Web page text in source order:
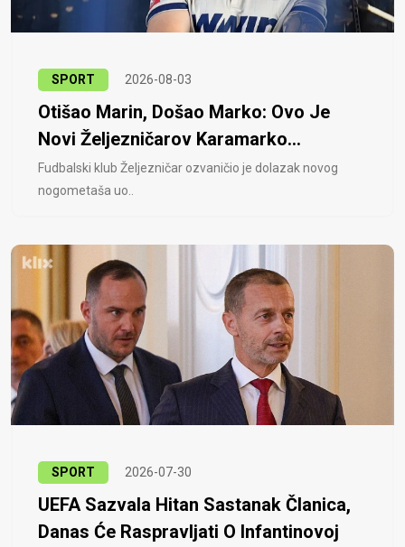
SPORT 2026-08-03
Otišao Marin, Došao Marko: Ovo Je
Novi Željezničarov Karamarko...
Fudbalski klub Željezničar ozvaničio je dolazak novog
nogometaša uo..
SPORT 2026-07-30
UEFA Sazvala Hitan Sastanak Članica,
Danas Će Raspravljati O Infantinovoj